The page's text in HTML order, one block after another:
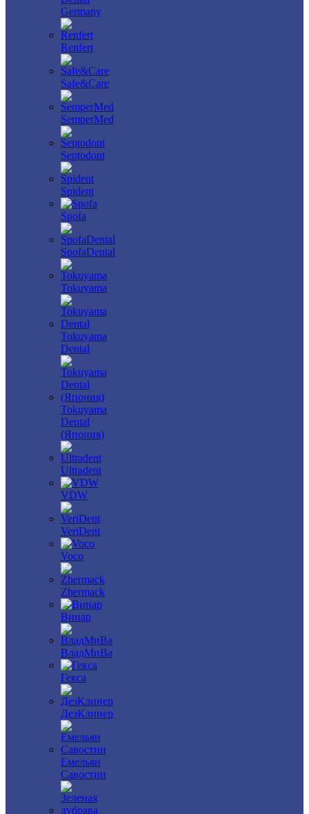
Germany
Renfert
Safe&Care
SemperMed
Septodont
Spident
Spofa
SpofaDental
Tokuyama
Tokuyama
Dental
Tokuyama
Dental
(Япония)
Ultradent
VDW
VeriDent
Voco
Zhermack
Винар
ВладМиВа
Гекса
ДезКлинер
Емельян
Савостин